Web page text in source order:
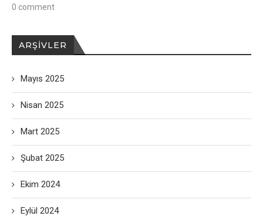
0 comment
ARŞIVLER
Mayıs 2025
Nisan 2025
Mart 2025
Şubat 2025
Ekim 2024
Eylül 2024